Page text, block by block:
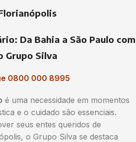
Da Bahia a São Paulo com
Grupo Silva
0800 000 8995
é uma necessidade em momentos
e o cuidado são essenciais.
seus entes queridos de
o Grupo Silva se destaca